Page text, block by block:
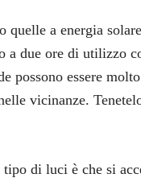
a energia
a due ore di utilizzo
possono essere
vicinanze.
di luci è che si